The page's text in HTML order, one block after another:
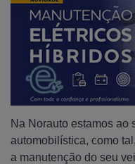
Na Norauto estamos ao
automobilística, como
a manutenção do seu